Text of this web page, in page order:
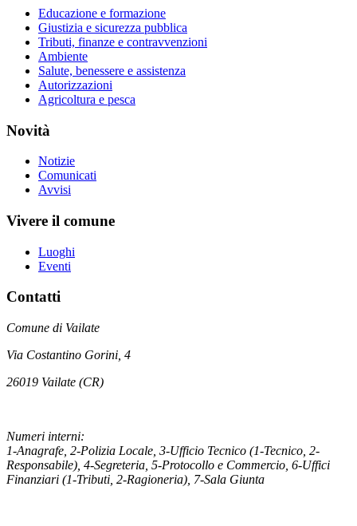
Educazione e formazione
Giustizia e sicurezza pubblica
Tributi, finanze e contravvenzioni
Ambiente
Salute, benessere e assistenza
Autorizzazioni
Agricoltura e pesca
Novità
Notizie
Comunicati
Avvisi
Vivere il comune
Luoghi
Eventi
Contatti
Comune di Vailate
Via Costantino Gorini, 4
26019 Vailate (CR)
Numeri interni:
1-Anagrafe, 2-Polizia Locale, 3-Ufficio Tecnico (1-Tecnico, 2-
Responsabile), 4-Segreteria, 5-Protocollo e Commercio, 6-Uffici
Finanziari (1-Tributi, 2-Ragioneria), 7-Sala Giunta